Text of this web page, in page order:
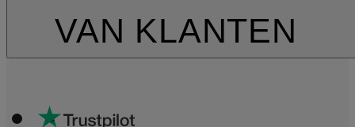
VAN KLANTEN